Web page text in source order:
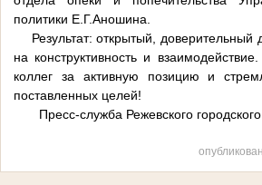
политики Е.Г.Аношина.
Результат: открытый, доверительный
на конструктивность и
коллег за активную позицию и
поставленных целей!
Пресс-служба Режевского городского